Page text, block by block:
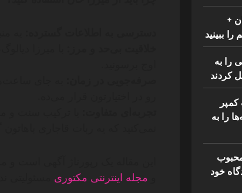
مجله اینترنتی مکتوری
+
را به
کردند
را به
خود